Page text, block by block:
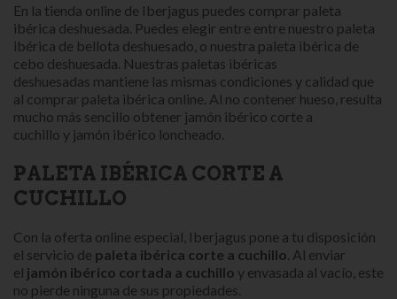
En la tienda online de Iberjagus puedes comprar paleta
ibérica deshuesada. Puedes elegir entre entre nuestro paleta
ibérica de bellota deshuesado, o nuestra paleta ibérica de
cebo deshuesada. Nuestras paletas ibéricas
deshuesadas mantiene las mismas condiciones y calidad que
al comprar paleta ibérica online. Al no contener hueso, resulta
mucho más sencillo obtener jamón ibérico corte a
cuchillo y jamón ibérico loncheado.
PALETA IBÉRICA CORTE A
CUCHILLO
Con la oferta online especial, Iberjagus pone a tu disposición
el servicio de paleta ibérica corte a cuchillo . Al enviar
el jamón ibérico cortada a cuchillo y envasada al vacío, este
no pierde ninguna de sus propiedades.